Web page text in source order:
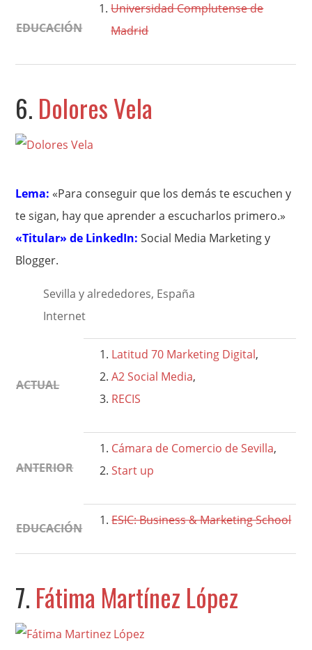
EDUCACIÓN
Universidad Complutense de
Madrid
6. Dolores Vela
Lema: «Para conseguir que los demás te escuchen y
te sigan, hay que aprender a escucharlos primero.»
«Titular» de LinkedIn:Social Media Marketing y
Blogger.
Sevilla y alrededores, España
Internet
ACTUAL
Latitud 70 Marketing Digital,
A2 Social Media,
RECIS
ANTERIOR
Cámara de Comercio de Sevilla,
Start up
EDUCACIÓN
ESIC: Business & Marketing School
7. Fátima Martínez López